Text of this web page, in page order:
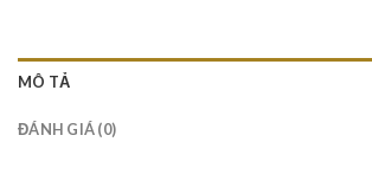
MÔ TẢ
ĐÁNH GIÁ (0)